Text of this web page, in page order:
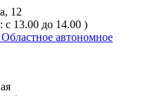
12
13.00 до 14.00 )
Областное автономное